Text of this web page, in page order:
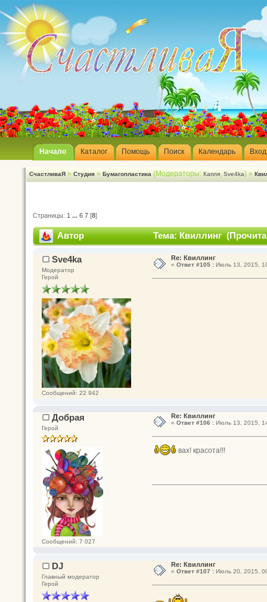
Начало Каталог Помощь Поиск Календарь Вход
СчастливаЯ » Студия » Бумагопластика (Модераторы: Капля, Sve4ka) »
Страницы: 1 ... 6 7 [8]
Автор Тема: Квиллинг
Sve4ka
Модератор
Герой
Сообщений: 22 942
Re: Квиллинг
« Ответ #105 :Июль 13, 2015,
Добрая
Герой
Сообщений: 7 027
Re: Квиллинг
« Ответ #106 :Июль 13, 2015,
вах! красота!!!
DJ
Главный модератор
Герой
Re: Квиллинг
« Ответ #107 :Июль 20, 2015,